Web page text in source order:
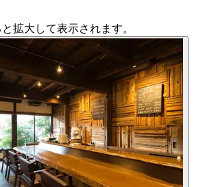
拡大して表示されます。